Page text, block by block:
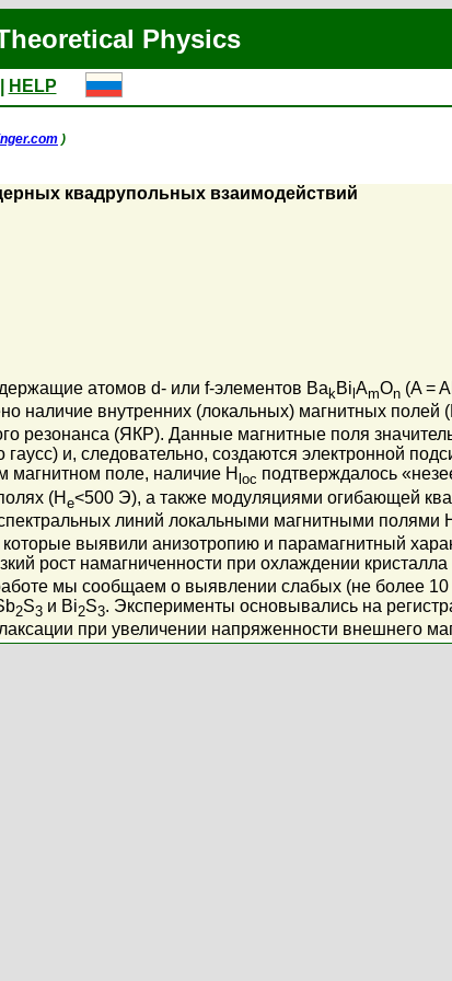
Physics
HELP
)
квадрупольных взаимодействий
атомов d- или f-элементов Ba kBi AmOn (A =
наличие внутренних (локальных) магнитных полей
резонанса (ЯКР). Данные магнитные поля
и, следовательно, создаются электронной
поле, наличие H loc подтверждалось
(He<500 Э), а также модуляциями огибающей
линий локальными магнитными полями
выявили анизотропию и парамагнитный
рост намагниченности при охлаждении
мы сообщаем о выявлении слабых (не более
2S3 и Bi2S3. Эксперименты основывались на
при увеличении напряженности внешнего